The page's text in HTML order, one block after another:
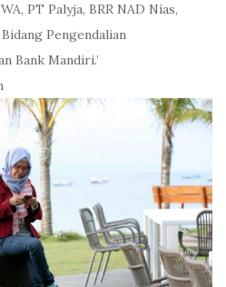
PT Palyja, BRR NAD Nias,
Pengendalian
Bank Mandiri.’